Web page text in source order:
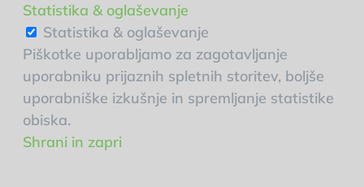
Statistika & oglaševanje
Statistika & oglaševanje
Piškotke uporabljamo za zagotavljanje
uporabniku prijaznih spletnih storitev, boljše
uporabniške izkušnje in spremljanje statistike
obiska.
Shrani in zapri